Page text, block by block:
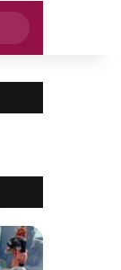
Search
for